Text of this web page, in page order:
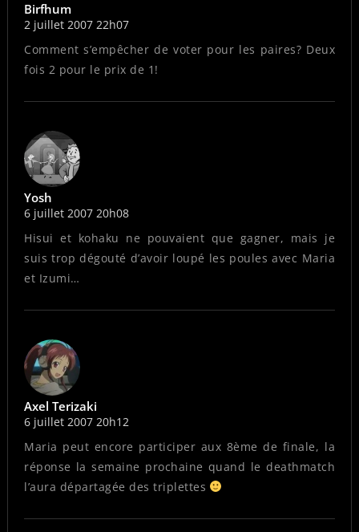
Birfhum
2 juillet 2007 22h07
Comment s’empêcher de voter pour les paires? Deux
fois 2 pour le prix de 1!
Yosh
6 juillet 2007 20h08
Hisui et kohaku ne pouvaient que gagner, mais je
suis trop dégouté d’avoir loupé les poules avec Maria
et Izumi…
Axel Terizaki
6 juillet 2007 20h12
Maria peut encore participer aux 8ème de finale, la
réponse la semaine prochaine quand le deathmatch
l’aura départagée des triplettes